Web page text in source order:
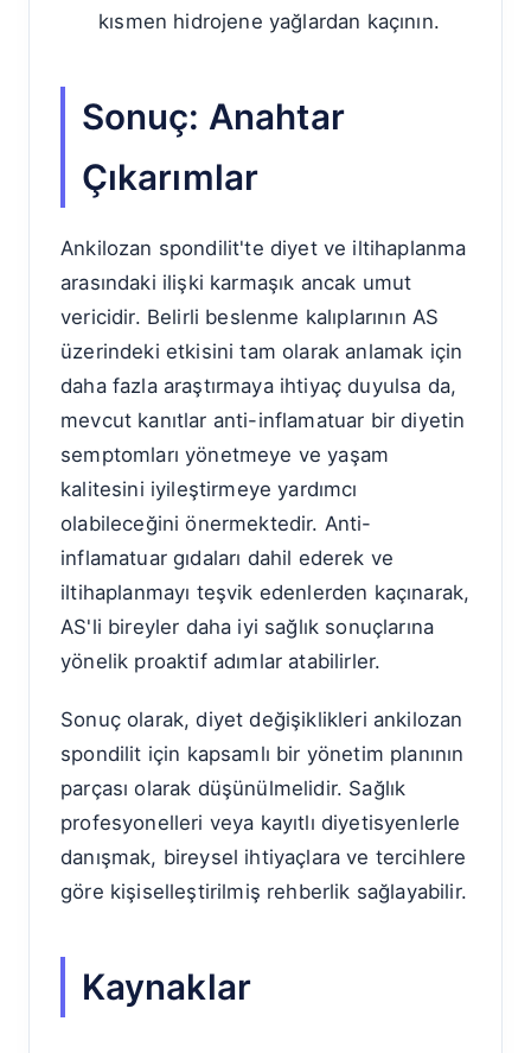
kısmen hidrojene yağlardan kaçının.
Sonuç: Anahtar
Çıkarımlar
Ankilozan spondilit'te diyet ve iltihaplanma
arasındaki ilişki karmaşık ancak umut
vericidir. Belirli beslenme kalıplarının AS
üzerindeki etkisini tam olarak anlamak için
daha fazla araştırmaya ihtiyaç duyulsa da,
mevcut kanıtlar anti-inflamatuar bir diyetin
semptomları yönetmeye ve yaşam
kalitesini iyileştirmeye yardımcı
olabileceğini önermektedir. Anti-
inflamatuar gıdaları dahil ederek ve
iltihaplanmayı teşvik edenlerden kaçınarak,
AS'li bireyler daha iyi sağlık sonuçlarına
yönelik proaktif adımlar atabilirler.
Sonuç olarak, diyet değişiklikleri ankilozan
spondilit için kapsamlı bir yönetim planının
parçası olarak düşünülmelidir. Sağlık
profesyonelleri veya kayıtlı diyetisyenlerle
danışmak, bireysel ihtiyaçlara ve tercihlere
göre kişiselleştirilmiş rehberlik sağlayabilir.
Kaynaklar